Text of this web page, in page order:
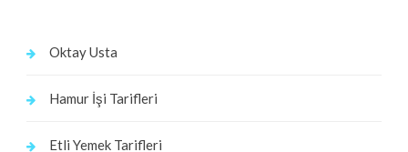
Oktay Usta
Hamur İşi Tarifleri
Etli Yemek Tarifleri